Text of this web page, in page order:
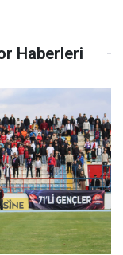
Haberleri